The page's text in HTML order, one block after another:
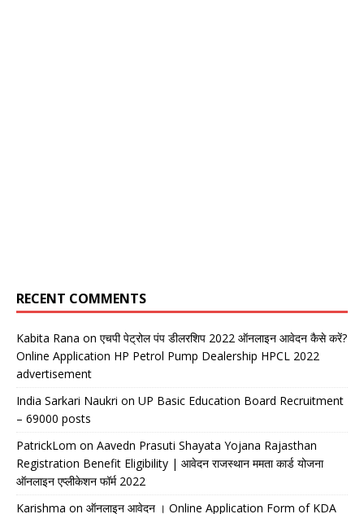
RECENT COMMENTS
Kabita Rana on एचपी पेट्रोल पंप डीलरशिप 2022 ऑनलाइन आवेदन कैसे करें?
Online Application HP Petrol Pump Dealership HPCL 2022
advertisement
India Sarkari Naukri on UP Basic Education Board Recruitment
– 69000 posts
PatrickLom on Aavedn Prasuti Shayata Yojana Rajasthan
Registration Benefit Eligibility | आवेदन राजस्थान ममता कार्ड योजना
ऑनलाइन एप्लीकेशन फॉर्म 2022
Karishma on ऑनलाइन आवेदन । Online Application Form of KDA